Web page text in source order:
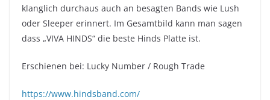
klanglich durchaus auch an besagten Bands wie Lush
oder Sleeper erinnert. Im Gesamtbild kann man sagen
dass „VIVA HINDS“ die beste Hinds Platte ist.
Erschienen bei: Lucky Number / Rough Trade
https://www.hindsband.com/